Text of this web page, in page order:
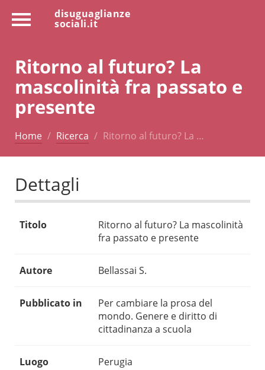
disuguaglianze
sociali.it
Ritorno al futuro? La
mascolinità fra passato e
presente
Home Ricerca Ritorno al futuro? La …
Dettagli
Titolo
Ritorno al futuro? La mascolinità
fra passato e presente
Autore Bellassai S.
Pubblicato in
Per cambiare la prosa del
mondo. Genere e diritto di
cittadinanza a scuola
Luogo Perugia